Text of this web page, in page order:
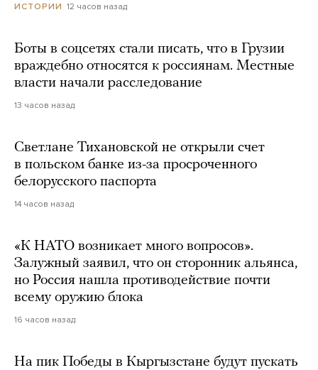
ИСТОРИИ 12 часов назад
Боты в соцсетях стали писать, что в Грузии
враждебно относятся к россиянам. Местные
власти начали расследование
13 часов назад
Светлане Тихановской не открыли счет
в польском банке из-за просроченного
белорусского паспорта
14 часов назад
«К НАТО возникает много вопросов».
Залужный заявил, что он сторонник альянса,
но Россия нашла противодействие почти
всему оружию блока
16 часов назад
На пик Победы в Кыргызстане будут пускать